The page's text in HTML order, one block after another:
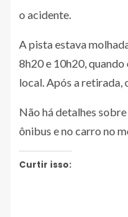
o acidente.
A pista estava
8h20 e 10h20,
local. Após a retirada,
Não há detalhes
ônibus e no carro no
Curtir isso: